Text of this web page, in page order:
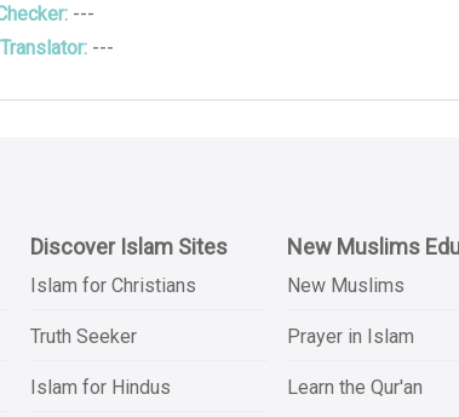
---
---
Discover Islam Sites
Islam for Christians
Truth Seeker
Islam for Hindus
New Muslims
New Muslims
Prayer in Islam
Learn the Qur'an